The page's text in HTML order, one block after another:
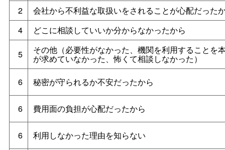
2
会社から不利益な取扱いをされることが心配だった
4
どこに相談していいか分からなかったから
5 その他（必要性がなかった、機関を利用することを
が求めていなかった、怖くて相談しなかった）
6
秘密が守られるか不安だったから
6 費用面の負担が心配だったから
6 利用しなかった理由を知らない